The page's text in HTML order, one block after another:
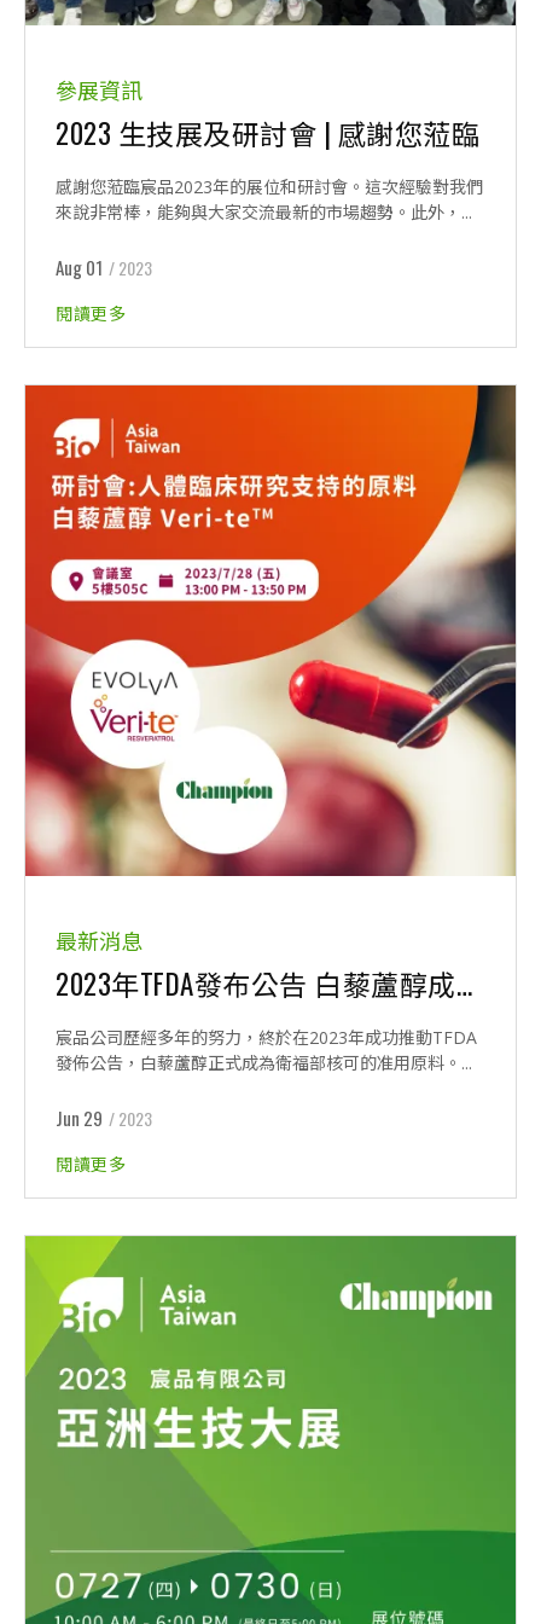
參展資訊
2023 生技展及研討會 | 感謝您蒞臨
感謝您蒞臨宸品2023年的展位和研討會。這次經驗對我們
來說非常棒，能夠與大家交流最新的市場趨勢。此外，...
Aug 01 / 2023
閱讀更多
最新消息
2023年TFDA發布公告 白藜蘆醇成為衛福部核可的准用原料｜2023生技展研討會: 人體臨床研究支持的原料白藜蘆醇 Veri-te
宸品公司歷經多年的努力，終於在2023年成功推動TFDA
發佈公告，白藜蘆醇正式成為衛福部核可的准用原料。...
Jun 29 / 2023
閱讀更多